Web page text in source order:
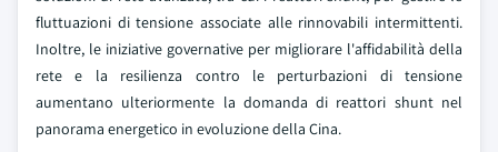
fluttuazioni di tensione associate alle rinnovabili intermittenti.
Inoltre, le iniziative governative per migliorare l'affidabilità della
rete e la resilienza contro le perturbazioni di tensione
aumentano ulteriormente la domanda di reattori shunt nel
panorama energetico in evoluzione della Cina.